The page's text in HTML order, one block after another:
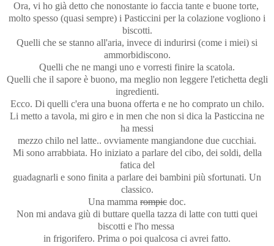
Ora, vi ho già detto che nonostante io faccia tante e buone torte,
molto spesso (quasi sempre) i Pasticcini per la colazione vogliono i
biscotti.
Quelli che se stanno all'aria, invece di indurirsi (come i miei) si
ammorbidiscono.
Quelli che ne mangi uno e vorresti finire la scatola.
Quelli che il sapore è buono, ma meglio non leggere l'etichetta degli
ingredienti.
Ecco. Di quelli c'era una buona offerta e ne ho comprato un chilo.
Li metto a tavola, mi giro e in men che non si dica la Pasticcina ne
ha messi
mezzo chilo nel latte.. ovviamente mangiandone due cucchiai.
Mi sono arrabbiata. Ho iniziato a parlare del cibo, dei soldi, della
fatica del
guadagnarli e sono finita a parlare dei bambini più sfortunati. Un
classico.
Una mamma rompic doc.
Non mi andava giù di buttare quella tazza di latte con tutti quei
biscotti e l'ho messa
in frigorifero. Prima o poi qualcosa ci avrei fatto.